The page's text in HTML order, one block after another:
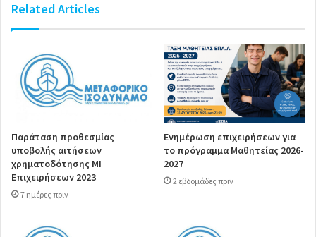
Related Articles
Παράταση προθεσμίας
υποβολής αιτήσεων
χρηματοδότησης ΜΙ
Επιχειρήσεων 2023
7 ημέρες πριν
Ενημέρωση επιχειρήσεων για
το πρόγραμμα Μαθητείας 2026-
2027
2 εβδομάδες πριν